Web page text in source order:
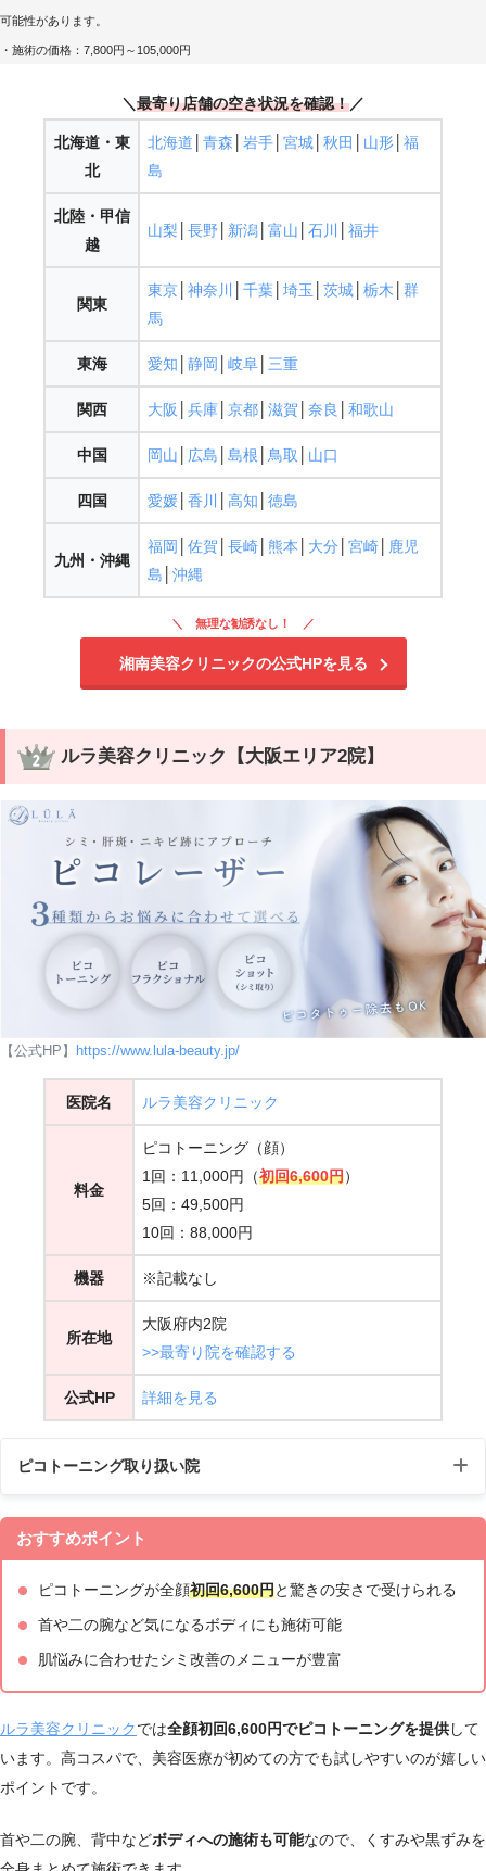
可能性があります。
・施術の価格：7,800円～105,000円
＼最寄り店舗の空き状況を確認！／
北海道・東
北
北海道 青森 岩手 宮城 秋田 山形 福
島
北陸・甲信
越
山梨 長野 新潟 富山 石川 福井
関東
東京 神奈川 千葉 埼玉 茨城 栃木
群
馬
東海 愛知 静岡 岐阜 三重
関西 大阪 兵庫 京都 滋賀 奈良 和歌山
中国 岡山 広島 島根 鳥取 山口
四国 愛媛 香川 高知 徳島
九州・沖縄
福岡 佐賀 長崎 熊本 大分 宮崎
鹿児
島
沖縄
無理な勧誘なし！
湘南美容クリニックの公式HPを見る
ルラ美容クリニック【大阪エリア2院】
【公式HP】 https://www.lula-beauty.jp/
医院名 ルラ美容クリニック
料金
ピコトーニング（顔）
1回：11,000円（初回6,600円）
5回：49,500円
10回：88,000円
機器 ※記載なし
所在地
大阪府内2院
>>最寄り院を確認する
公式HP 詳細を見る
ピコトーニング取り扱い院
9：00
大阪心
大阪府大阪市中央区博労町3丁目4-15ACN心
おすすめポイント
ピコトーニングが全顔初回6,600円と驚きの安さで受けられる
首や二の腕など気になるボディにも施術可能
肌悩みに合わせたシミ改善のメニューが豊富
ルラ美容クリニックでは全顔初回6,600円でピコトーニングを提供して
います。高コスパで、美容医療が初めての方でも試しやすいのが嬉しい
ポイントです。
首や二の腕、背中などボディへの施術も可能なので、くすみや黒ずみを